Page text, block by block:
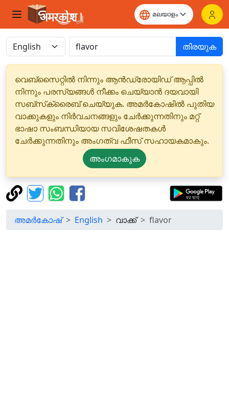
തിരയുക
വെബ്‌സൈറ്റിൽ നിന്നും ആൻഡ്രോയിഡ് ആപ്പിൽ
നിന്നും പരസ്യങ്ങൾ നീക്കം ചെയ്യാൻ ദയവായി
സബ്‌സ്‌ക്രൈബ് ചെയ്യുക. അമർകോഷിൽ പുതിയ
വാക്കുകളും നിർവചനങ്ങളും ചേർക്കുന്നതിനും മറ്റ്
ഭാഷാ സംബന്ധിയായ സവിശേഷതകൾ
ചേർക്കുന്നതിനും അംഗത്വ ഫീസ് സഹായകമാകും.
അംഗമാകുക
അമർകോഷ് English വാക്ക് flavor